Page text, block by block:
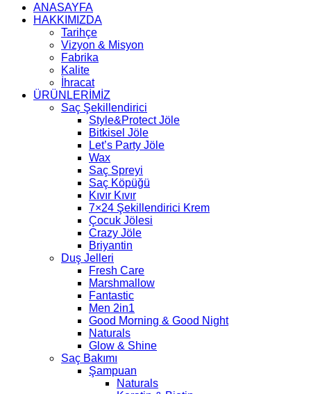
ANASAYFA
HAKKIMIZDA
Tarihçe
Vizyon & Misyon
Fabrika
Kalite
İhracat
ÜRÜNLERİMİZ
Saç Şekillendirici
Style&Protect Jöle
Bitkisel Jöle
Let’s Party Jöle
Wax
Saç Spreyi
Saç Köpüğü
Kıvır Kıvır
7×24 Şekillendirici Krem
Çocuk Jölesi
Crazy Jöle
Briyantin
Duş Jelleri
Fresh Care
Marshmallow
Fantastic
Men 2in1
Good Morning & Good Night
Naturals
Glow & Shine
Saç Bakımı
Şampuan
Naturals